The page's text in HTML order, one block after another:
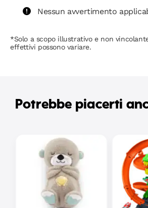
Nessun avvertimento
*Solo a scopo illustrativo e non
effettivi possono variare.
Potrebbe piacerti